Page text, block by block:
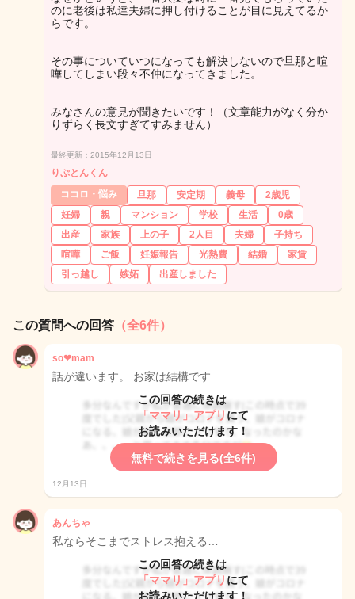
のに老後は私達夫婦に押し付けることが目に見えてるか
らです。
その事についていつになっても解決しないので旦那と喧
嘩してしまい段々不仲になってきました。
みなさんの意見が聞きたいです！（文章能力がなく分か
りずらく長文すぎてすみません）
最終更新：2015年12月13日
りぷとんくん
ココロ・悩み
旦那 安定期 義母
2歳児
妊婦
親 マンション 学校 生活
0歳
出産
家族 上の子 2人目 夫婦
子持ち
喧嘩
ご飯 妊娠報告 光熱費 結婚
家賃
引っ越し
嫉妬 出産しました
この質問への回答 （全6件）
so❤︎mam
話が違います。 お家は結構です…
この回答の続きは
「ママリ」アプリ にて
お読みいただけます！
無料で続きを見る(全6件)
12月13日
あんちゃ
私ならそこまでストレス抱える…
この回答の続きは
「ママリ」アプリ にて
お読みいただけます！